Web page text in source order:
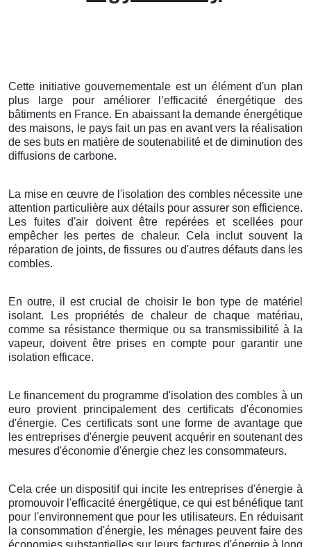
Cette initiative gouvernementale est un élément d'un plan
plus large pour améliorer l’efficacité énergétique des
bâtiments en France. En abaissant la demande énergétique
des maisons, le pays fait un pas en avant vers la réalisation
de ses buts en matière de soutenabilité et de diminution des
diffusions de carbone.
La mise en œuvre de l'isolation des combles nécessite une
attention particulière aux détails pour assurer son efficience.
Les fuites d'air doivent être repérées et scellées pour
empêcher les pertes de chaleur. Cela inclut souvent la
réparation de joints, de fissures ou d'autres défauts dans les
combles.
En outre, il est crucial de choisir le bon type de matériel
isolant. Les propriétés de chaleur de chaque matériau,
comme sa résistance thermique ou sa transmissibilité à la
vapeur, doivent être prises en compte pour garantir une
isolation efficace.
Le financement du programme d'isolation des combles à un
euro provient principalement des certificats d'économies
d'énergie. Ces certificats sont une forme de avantage que
les entreprises d'énergie peuvent acquérir en soutenant des
mesures d'économie d'énergie chez les consommateurs.
Cela crée un dispositif qui incite les entreprises d'énergie à
promouvoir l'efficacité énergétique, ce qui est bénéfique tant
pour l'environnement que pour les utilisateurs. En réduisant
la consommation d'énergie, les ménages peuvent faire des
économies substantielles sur leurs factures d'énergie à long